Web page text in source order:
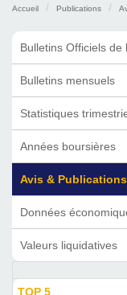
Accueil Publications
Bulletins Officiels de
Bulletins mensuels
Statistiques
Années boursières
Avis & Publications
Données
Valeurs liquidatives
TOP 5